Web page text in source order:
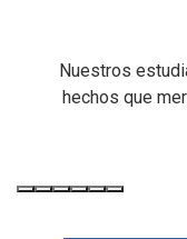
Nuestros
hechos que